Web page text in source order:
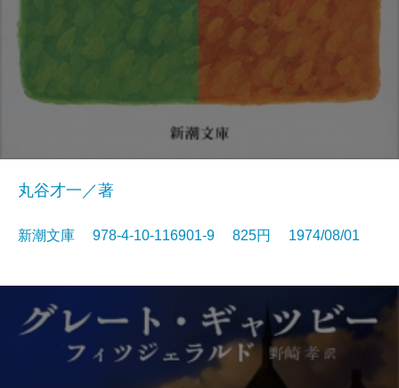
丸谷才一／著
新潮文庫 978-4-10-116901-9 825円 1974/08/01